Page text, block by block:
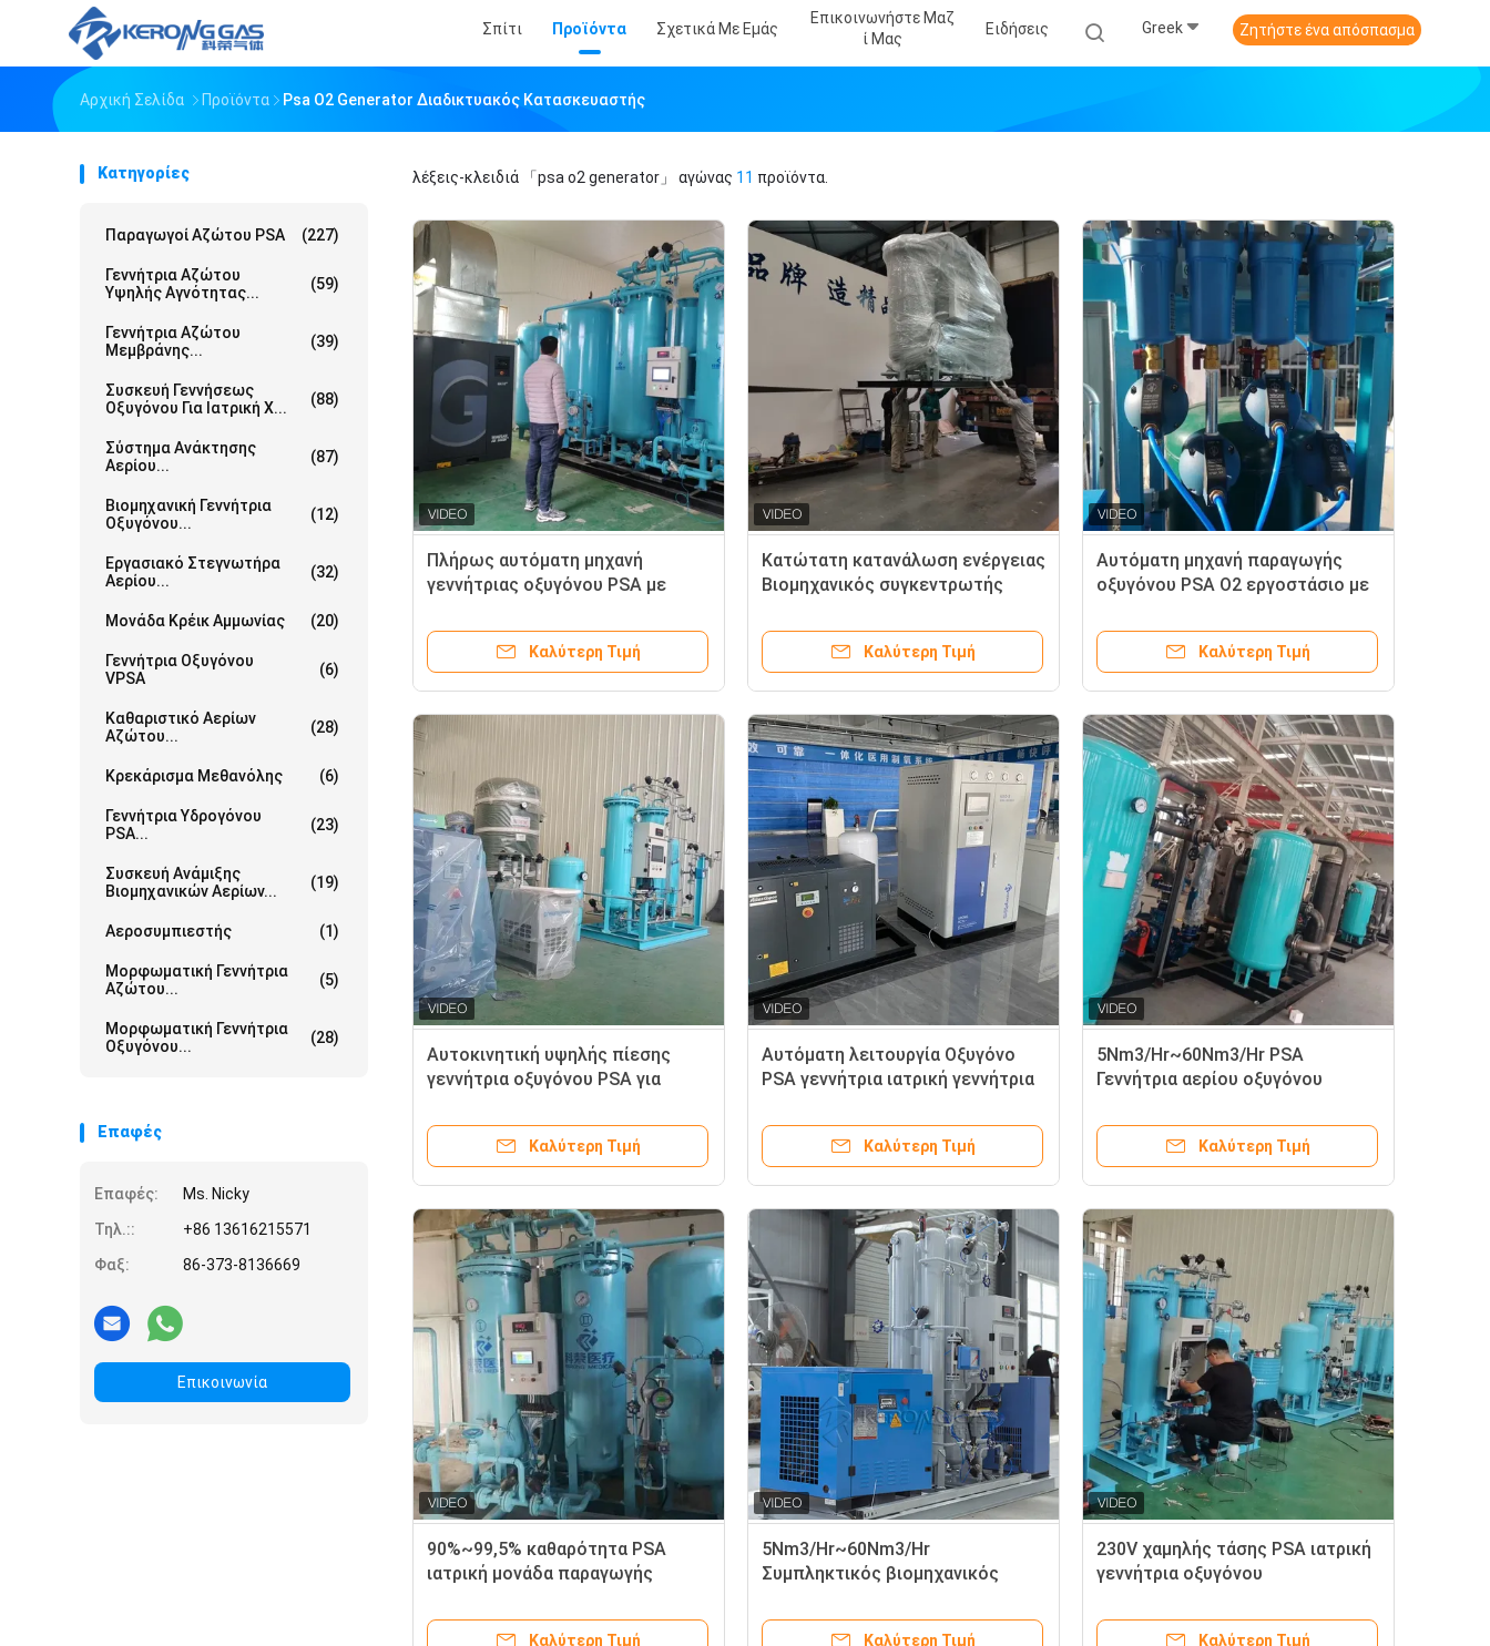
Σπίτι Προϊόντα Σχετικά Με Εμάς
Επικοινωνήστε Μαζ
Ί Μας
Ειδήσεις Greek Ζητήστε ένα απόσπασμα
Αρχική Σελίδα Προϊόντα Psa O2 Generator Διαδικτυακός Κατασκευαστής
Κατηγορίες
Παραγωγοί Αζώτου PSA (227)
Γεννήτρια Αζώτου
Υψηλής Αγνότητας...
(59)
Γεννήτρια Αζώτου
Μεμβράνης...
(39)
Συσκευή Γεννήσεως
Οξυγόνου Για Ιατρική Χ...
(88)
Σύστημα Ανάκτησης
Αερίου...
(87)
Βιομηχανική Γεννήτρια
Οξυγόνου...
(12)
Εργασιακό Στεγνωτήρα
Αερίου...
(32)
Μονάδα Κρέικ Αμμωνίας (20)
Γεννήτρια Οξυγόνου
VPSA
(6)
Καθαριστικό Αερίων
Αζώτου...
(28)
Κρεκάρισμα Μεθανόλης (6)
Γεννήτρια Υδρογόνου
PSA...
(23)
Συσκευή Ανάμιξης
Βιομηχανικών Αερίων...
(19)
Αεροσυμπιεστής (1)
Μορφωματική Γεννήτρια
Αζώτου...
(5)
Μορφωματική Γεννήτρια
Οξυγόνου...
(28)
Επαφές
Επαφές:
Ms. Nicky
Τηλ.::
+86 13616215571
Φαξ:
86-373-8136669
Επικοινωνία
λέξεις-κλειδιά 「psa o2 generator」 αγώνας 11 προϊόντα.
Πλήρως αυτόματη μηχανή
γεννήτριας οξυγόνου PSA με
Καλύτερη Τιμή
Κατώτατη κατανάλωση ενέργειας
Βιομηχανικός συγκεντρωτής
Ανεξαρτήτως ελαίου
Καλύτερη Τιμή
Αυτόματη μηχανή παραγωγής
οξυγόνου PSA O2 εργοστάσιο με
Καλύτερη Τιμή
Αυτοκινητική υψηλής πίεσης
γεννήτρια οξυγόνου PSA για
Καλύτερη Τιμή
Αυτόματη λειτουργία Οξυγόνο
PSA γεννήτρια ιατρική γεννήτρια
Καλύτερη Τιμή
5Nm3/Hr~60Nm3/Hr PSA
Γεννήτρια αερίου οξυγόνου
συντήρηση
Καλύτερη Τιμή
90%~99,5% καθαρότητα PSA
ιατρική μονάδα παραγωγής
Καλύτερη Τιμή
5Nm3/Hr~60Nm3/Hr
Συμπληκτικός βιομηχανικός
μονάδα Psa O2
Καλύτερη Τιμή
230V χαμηλής τάσης PSA ιατρική
γεννήτρια οξυγόνου
Καλύτερη Τιμή